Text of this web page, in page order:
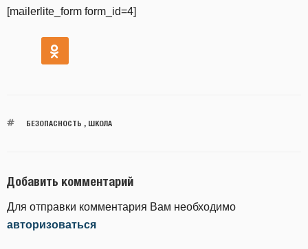
[mailerlite_form form_id=4]
БЕЗОПАСНОСТЬ , ШКОЛА
Добавить комментарий
Для отправки комментария Вам необходимо
авторизоваться